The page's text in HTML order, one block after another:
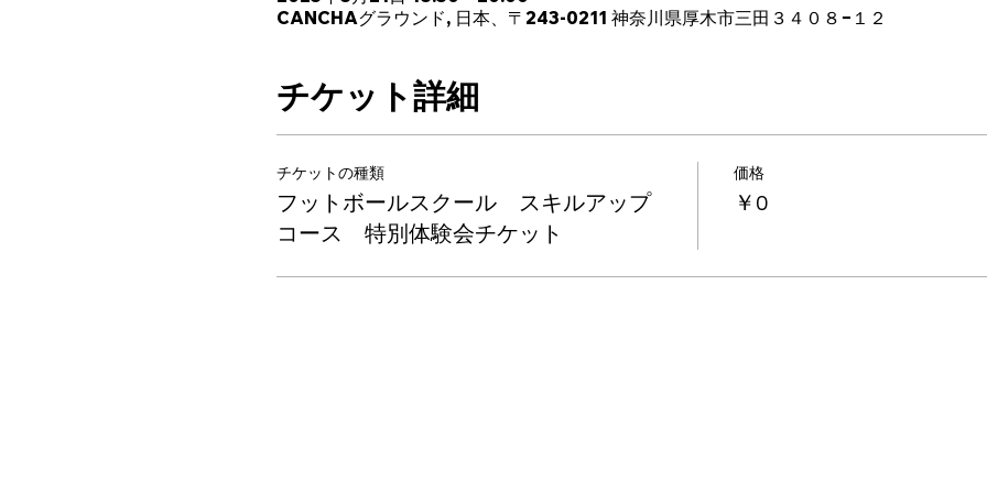
CANCHAグラウンド, 日本、〒243-0211 神奈川県厚木市三田３４０８−１２
チケット詳細
チケットの種類
フットボールスクール スキルアップ
コース 特別体験会チケット
価格
￥0